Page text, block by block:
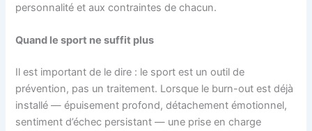
personnalité et aux contraintes de chacun.
Quand le sport ne suffit plus
Il est important de le dire : le sport est un outil de
prévention, pas un traitement. Lorsque le burn-out est déjà
installé — épuisement profond, détachement émotionnel,
sentiment d’échec persistant — une prise en charge